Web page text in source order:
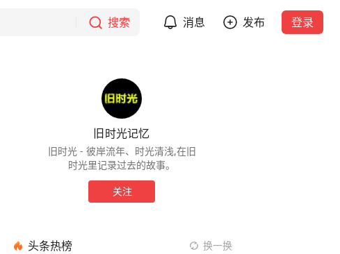
搜索 消息 发布 登录
旧时光记忆
旧时光 - 彼岸流年、时光清浅,在旧
时光里记录过去的故事。
关注
头条热榜 换一换